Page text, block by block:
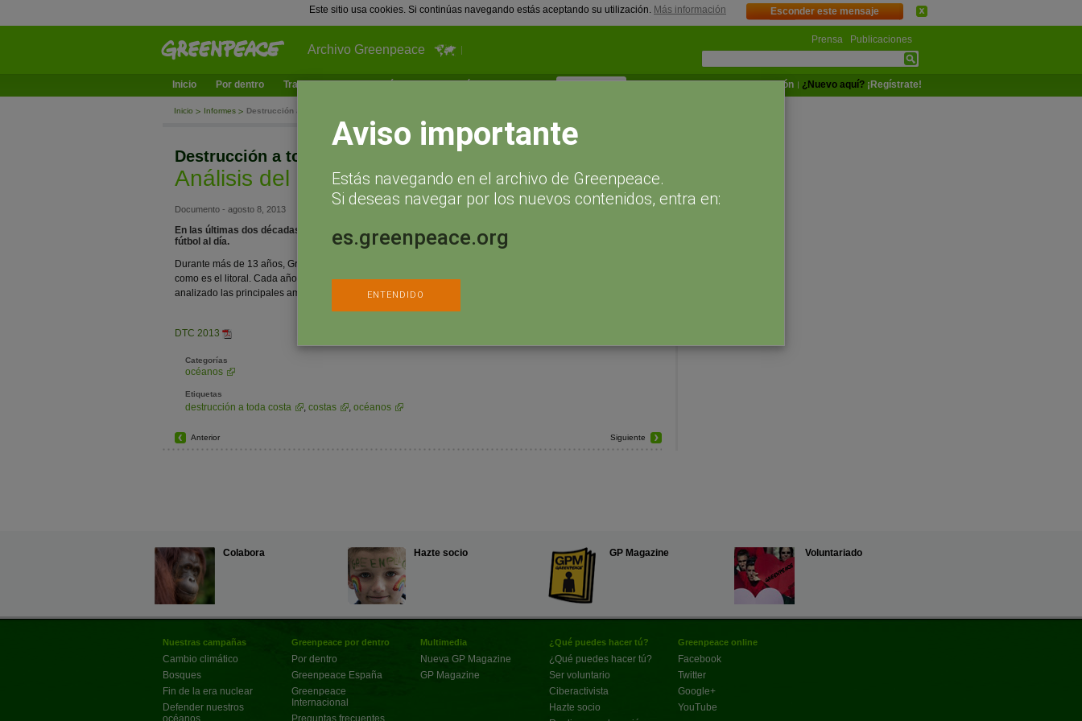
Este sitio usa cookies. Si continúas navegando estás aceptando su utilización. Más información Esconder este mensaje
Archivo Greenpeace
Prensa Publicaciones
Inicio Por dentro Trabajamos en ¿Qué puedes hacer tú? Actualidad Hazte socio Iniciar sesión ¿Nuevo aquí? ¡Regístrate!
Inicio Informes Destrucción a toda costa 2013
Destrucción a toda costa 2013
Análisis del litoral a escala municipal
Documento - agosto 8, 2013
En las últimas dos décadas, la costa española ha perdido una superficie equivalente a ocho campos de
fútbol al día.
Durante más de 13 años, Greenpeace ha denunciado la destrucción de un recurso tan preciado e importante
como es el litoral. Cada año, con la elaboración de su informe Destrucción a Toda Costa, la organización ha
analizado las principales amenazas del litoral.
DTC 2013
Categorías
océanos
Etiquetas
destrucción a toda costa , costas , océanos
Siguiente
Anterior
Colabora Hazte socio GP Magazine Voluntariado
Nuestras campañas
Cambio climático
Bosques
Fin de la era nuclear
Defender nuestros
océanos
Greenpeace por dentro
Por dentro
Greenpeace España
Greenpeace
Internacional
Preguntas frecuentes
Multimedia
Nueva GP Magazine
GP Magazine
¿Qué puedes hacer tú?
¿Qué puedes hacer tú?
Ser voluntario
Ciberactivista
Hazte socio
Greenpeace online
Facebook
Twitter
Google+
YouTube
Aviso importante
Estás navegando en el archivo de Greenpeace.
Si deseas navegar por los nuevos contenidos, entra en:
es.greenpeace.org
ENTENDIDO